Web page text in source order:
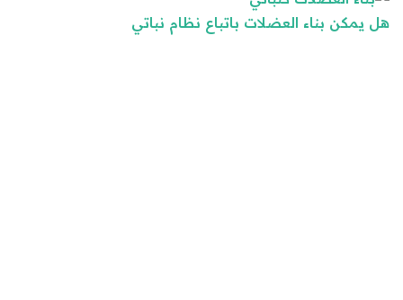
هل يمكن بناء العضلات باتباع نظام نباتي